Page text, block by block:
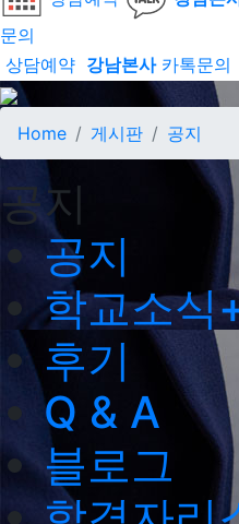
문의
상담예약 강남본사카톡문의
Home 게시판 공지
공지
공지
학교소식
후기
Q & A
블로그